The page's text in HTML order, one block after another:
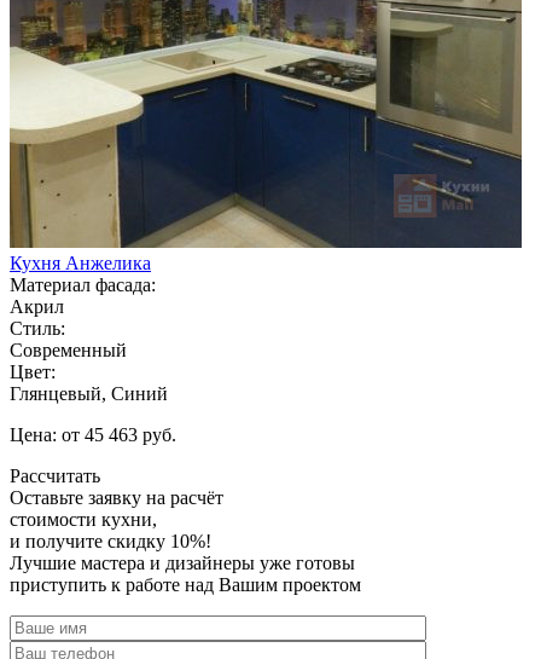
Кухня Анжелика
Материал фасада:
Акрил
Стиль:
Современный
Цвет:
Глянцевый, Синий
Цена: от 45 463 руб.
Рассчитать
Оставьте заявку на расчёт
стоимости кухни,
и получите скидку 10%!
Лучшие мастера и дизайнеры уже готовы
приступить к работе над Вашим проектом